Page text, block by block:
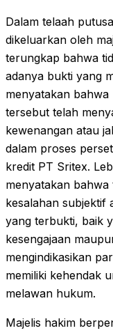
Dalam telaah
dikeluarkan oleh
terungkap bahwa
adanya bukti yang
menyatakan
tersebut telah
kewenangan atau
dalam proses
kredit PT Sritex.
menyatakan
kesalahan subjektif
yang terbukti, baik
kesengajaan
mengindikasikan
memiliki kehendak
melawan hukum.
Majelis hakim